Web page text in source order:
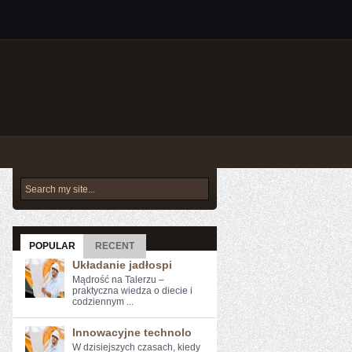
POPULAR RECENT
Układanie jadłospi
Mądrość na Talerzu –
praktyczna wiedza o diecie i
codziennym ...
Innowacyjne technolo
W dzisiejszych czasach, kiedy